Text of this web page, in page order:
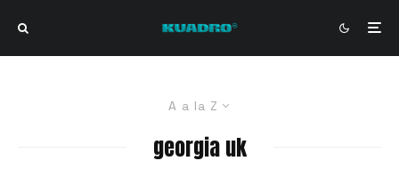
A a la Z
georgia uk